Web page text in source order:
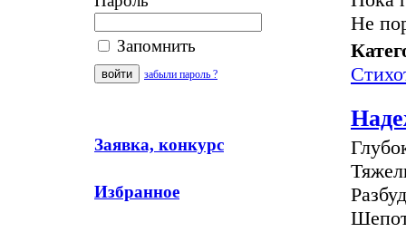
Запомнить
забыли пароль ?
Заявка, конкурс
Избранное
Не